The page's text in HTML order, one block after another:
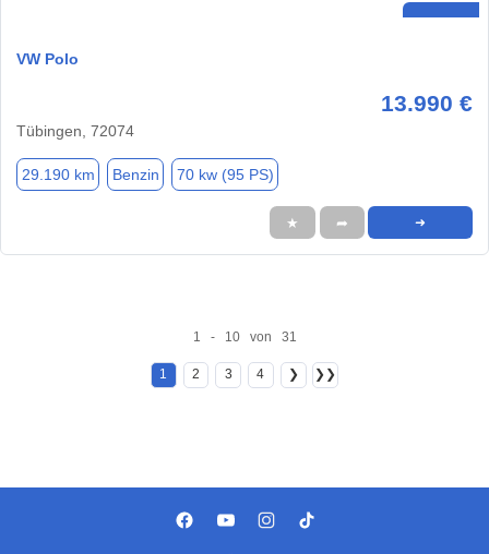
VW Polo
13.990 €
Tübingen, 72074
29.190 km Benzin 70 kw (95 PS)
★ ➦ ➜
1 - 10 von 31
1 2 3 4 ❯ ❯❯